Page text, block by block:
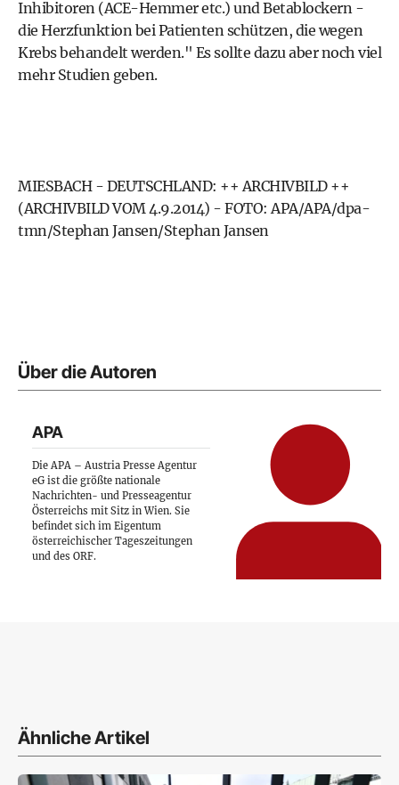
Inhibitoren (ACE-Hemmer etc.) und Betablockern -
die Herzfunktion bei Patienten schützen, die wegen
Krebs behandelt werden." Es sollte dazu aber noch viel
mehr Studien geben.
MIESBACH - DEUTSCHLAND: ++ ARCHIVBILD ++
(ARCHIVBILD VOM 4.9.2014) - FOTO: APA/APA/dpa-
tmn/Stephan Jansen/Stephan Jansen
Über die Autoren
APA
Die APA – Austria Presse Agentur
eG ist die größte nationale
Nachrichten- und Presseagentur
Österreichs mit Sitz in Wien. Sie
befindet sich im Eigentum
österreichischer Tageszeitungen
und des ORF.
Ähnliche Artikel